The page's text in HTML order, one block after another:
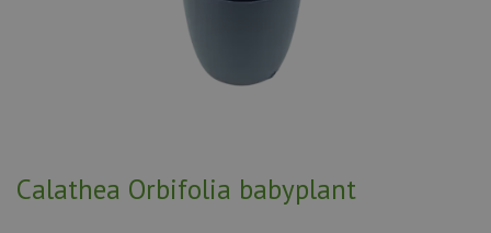
Calathea Orbifolia babyplant